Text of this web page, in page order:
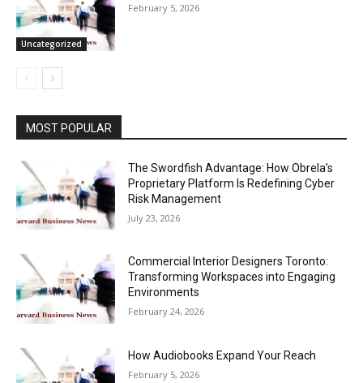
Uncategorized
February 5, 2026
MOST POPULAR
The Swordfish Advantage: How Obrela’s
Proprietary Platform Is Redefining Cyber
Risk Management
July 23, 2026
Commercial Interior Designers Toronto:
Transforming Workspaces into Engaging
Environments
February 24, 2026
How Audiobooks Expand Your Reach
February 5, 2026